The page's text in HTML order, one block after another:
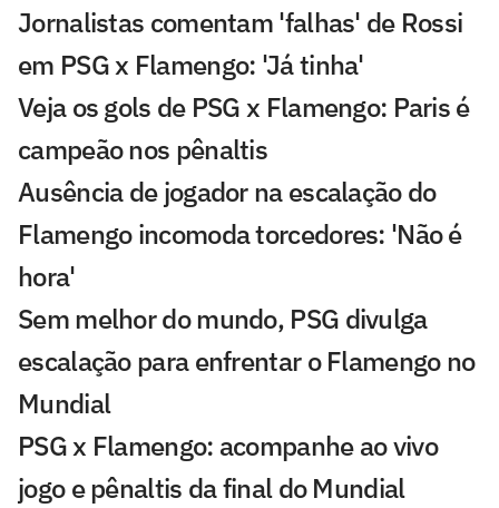
Jornalistas comentam 'falhas' de Rossi
em PSG x Flamengo: 'Já tinha'
Veja os gols de PSG x Flamengo: Paris é
campeão nos pênaltis
Ausência de jogador na escalação do
Flamengo incomoda torcedores: 'Não é
hora'
Sem melhor do mundo, PSG divulga
escalação para enfrentar o Flamengo no
Mundial
PSG x Flamengo: acompanhe ao vivo
jogo e pênaltis da final do Mundial